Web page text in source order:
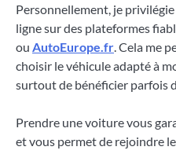
Personnellement, je
ligne sur des plateformes
ou AutoEurope.fr. Cela me
choisir le véhicule adapté à
surtout de bénéficier parfois
Prendre une voiture vous
et vous permet de rejoindre